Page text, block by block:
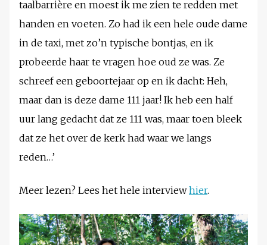
taalbarrière en moest ik me zien te redden met
handen en voeten. Zo had ik een hele oude dame
in de taxi, met zo’n typische bontjas, en ik
probeerde haar te vragen hoe oud ze was. Ze
schreef een geboortejaar op en ik dacht: Heh,
maar dan is deze dame 111 jaar! Ik heb een half
uur lang gedacht dat ze 111 was, maar toen bleek
dat ze het over de kerk had waar we langs
reden…’
Meer lezen? Lees het hele interviewhier.